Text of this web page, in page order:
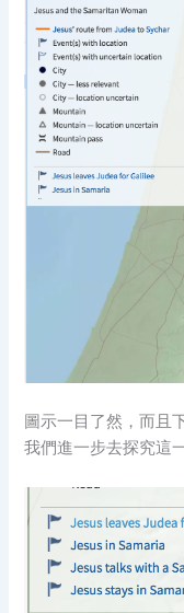
圖示一目了然，而且
我們進一步去探究這